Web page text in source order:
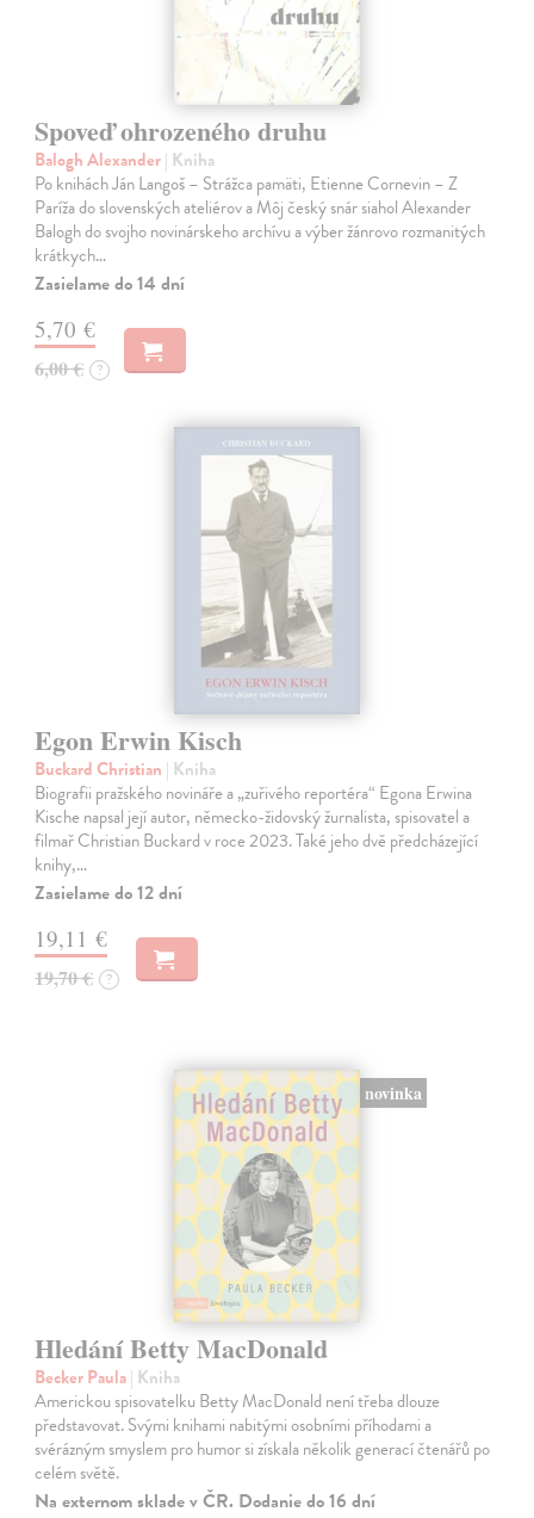
Spoveď ohrozeného druhu
Balogh Alexander| Kniha
Po knihách Ján Langoš – Strážca pamäti, Etienne Cornevin – Z
Paríža do slovenských ateliérov a Môj český snár siahol Alexander
Balogh do svojho novinárskeho archívu a výber žánrovo rozmanitých
krátkych…
Zasielame do 14 dní
5,70 €
6,00 € ?
Egon Erwin Kisch
Buckard Christian | Kniha
Biografii pražského novináře a „zuřivého reportéra“ Egona Erwina
Kische napsal její autor, německo-židovský žurnalista, spisovatel a
filmař Christian Buckard v roce 2023. Také jeho dvě předcházející
knihy,…
Zasielame do 12 dní
19,11 €
19,70 € ?
novinka
Hledání Betty MacDonald
Becker Paula| Kniha
Americkou spisovatelku Betty MacDonald není třeba dlouze
představovat. Svými knihami nabitými osobními příhodami a
svérázným smyslem pro humor si získala několik generací čtenářů po
celém světě.
Na externom sklade v ČR. Dodanie do 16 dní